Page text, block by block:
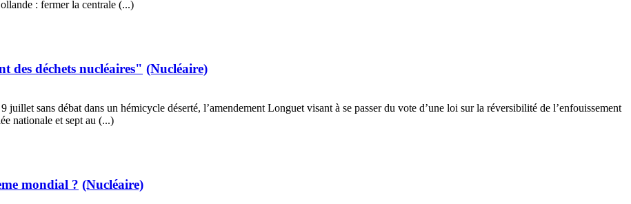
: fermer la centrale (...)
des déchets nucléaires" (Nucléaire)
sans débat dans un hémicycle déserté, l’amendement Longuet visant à se passer du vote d’une loi sur la réversibilité de l’enfouissement
nationale et sept au (...)
mondial ? (Nucléaire)